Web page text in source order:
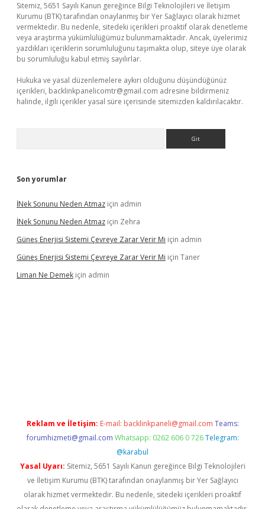
Sitemiz, 5651 Sayılı Kanun gereğince Bilgi Teknolojileri ve İletişim
Kurumu (BTK) tarafından onaylanmış bir Yer Sağlayıcı olarak hizmet
vermektedir. Bu nedenle, sitedeki içerikleri proaktif olarak denetleme
veya araştırma yükümlülüğümüz bulunmamaktadır. Ancak, üyelerimiz
yazdıkları içeriklerin sorumluluğunu taşımakta olup, siteye üye olarak
bu sorumluluğu kabul etmiş sayılırlar.
Hukuka ve yasal düzenlemelere aykırı olduğunu düşündüğünüz
içerikleri, backlinkpanelicomtr@gmail.com adresine bildirmeniz
halinde, ilgili içerikler yasal süre içerisinde sitemizden kaldırılacaktır.
Son yorumlar
İNek Sonunu Neden Atmaz için admin
İNek Sonunu Neden Atmaz için Zehra
Güneş Enerjisi Sistemi Çevreye Zarar Verir Mi için admin
Güneş Enerjisi Sistemi Çevreye Zarar Verir Mi için Taner
Liman Ne Demek için admin
Reklam ve İletişim: E-mail: backlinkpaneli@gmail.com Teams:
forumhizmeti@gmail.com Whatsapp: 0262 606 0 726 Telegram:
@karabul
Yasal Uyarı: Sitemiz, 5651 Sayılı Kanun gereğince Bilgi Teknolojileri
ve İletişim Kurumu (BTK) tarafından onaylanmış bir Yer Sağlayıcı
olarak hizmet vermektedir. Bu nedenle, sitedeki içerikleri proaktif